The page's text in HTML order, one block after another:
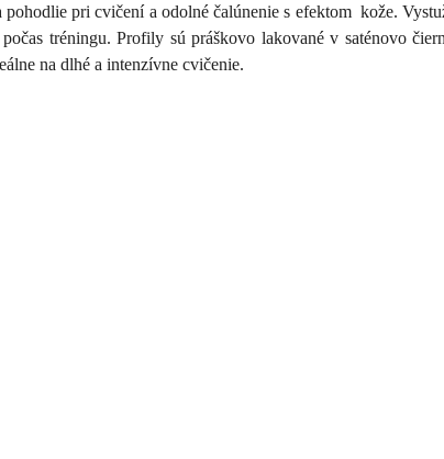
pri cvičení a odolné čalúnenie s efektom kože.
tréningu. Profily sú práškovo lakované v saténovo
na dlhé a intenzívne cvičenie.